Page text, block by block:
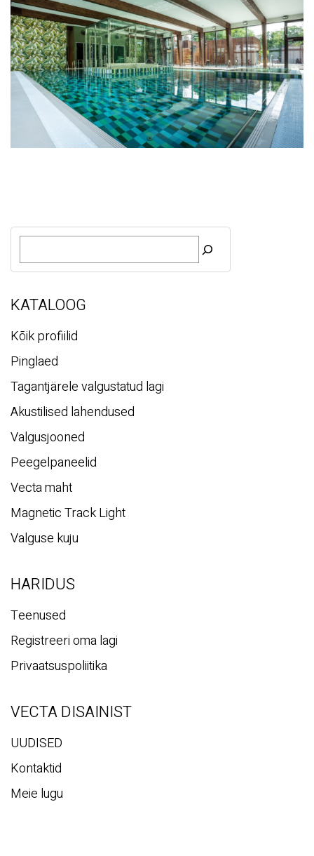
O
s
KATALOOG
Kõik profiilid
Pinglaed
Tagantjärele valgustatud lagi
Akustilised lahendused
Valgusjooned
Peegelpaneelid
Vecta maht
Magnetic Track Light
Valguse kuju
HARIDUS
Teenused
Registreeri oma lagi
Privaatsuspoliitika
VECTA DISAINIST
UUDISED
Kontaktid
Meie lugu